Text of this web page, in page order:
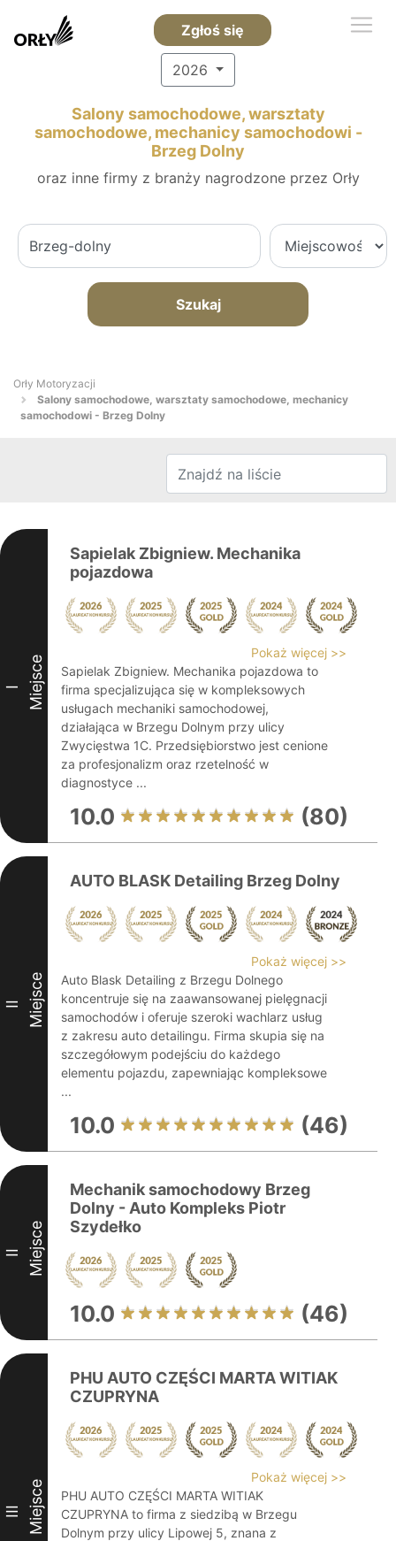
Zgłoś się
2026
Salony samochodowe, warsztaty
samochodowe, mechanicy samochodowi -
Brzeg Dolny
oraz inne firmy z branży nagrodzone przez Orły
Szukaj
Orły Motoryzacji
Salony samochodowe, warsztaty samochodowe, mechanicy
samochodowi - Brzeg Dolny
I Miejsce
Sapielak Zbigniew. Mechanika
pojazdowa
Pokaż więcej >>
Sapielak Zbigniew. Mechanika pojazdowa to
firma specjalizująca się w kompleksowych
usługach mechaniki samochodowej,
działająca w Brzegu Dolnym przy ulicy
Zwycięstwa 1C. Przedsiębiorstwo jest cenione
za profesjonalizm oraz rzetelność w
diagnostyce ...
10.0 (80)
II Miejsce
AUTO BLASK Detailing Brzeg Dolny
Pokaż więcej >>
Auto Blask Detailing z Brzegu Dolnego
koncentruje się na zaawansowanej pielęgnacji
samochodów i oferuje szeroki wachlarz usług
z zakresu auto detailingu. Firma skupia się na
szczegółowym podejściu do każdego
elementu pojazdu, zapewniając kompleksowe
...
10.0 (46)
II Miejsce
Mechanik samochodowy Brzeg
Dolny - Auto Kompleks Piotr
Szydełko
10.0 (46)
III Miejsce
PHU AUTO CZĘŚCI MARTA WITIAK
CZUPRYNA
Pokaż więcej >>
PHU AUTO CZĘŚCI MARTA WITIAK
CZUPRYNA to firma z siedzibą w Brzegu
Dolnym przy ulicy Lipowej 5, znana z